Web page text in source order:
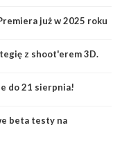
już w 2025 roku
z shoot'erem 3D.
do 21 sierpnia!
beta testy na